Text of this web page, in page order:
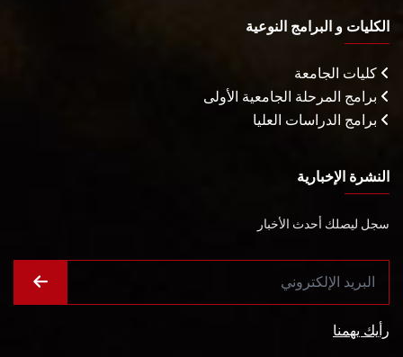
الكليات و البرامج النوعية
كليات الجامعة
برامج المرحلة الجامعية الأولى
برامج الدراسات العليا
النشرة الإخبارية
سجل ليصلك أحدث الأخبار
رأيك يهمنا